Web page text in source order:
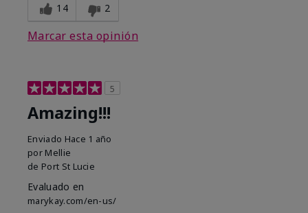
14 2
Marcar esta opinión
5
Amazing!!!
Enviado Hace 1 año
por Mellie
de Port St Lucie
Evaluado en
marykay.com/en-us/